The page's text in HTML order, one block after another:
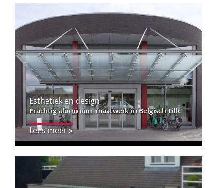
Esthetiek en design
Prachtig aluminium maatwerk in Belgisch Lille
Lees meer »